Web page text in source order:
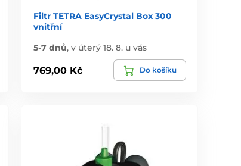
Filtr TETRA EasyCrystal Box 300
vnitřní
5-7 dnů,v úterý 18. 8. u vás
769,00 Kč Do košíku